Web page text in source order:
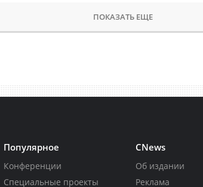
ПОКАЗАТЬ ЕЩЕ
Популярное
Конференции
Специальные проекты
CNews
Об издании
Реклама